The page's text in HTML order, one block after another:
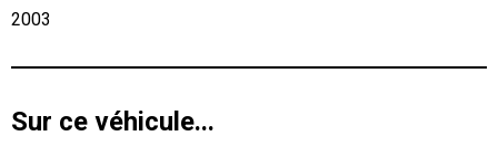
2003
Sur ce véhicule...